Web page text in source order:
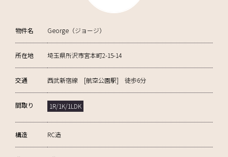
物件名 George（ジョージ）
所在地 埼玉県所沢市宮本町2-15-14
交通 西武新宿線 [航空公園駅] 徒歩6分
間取り 1R/1K/1LDK
構造 RC造